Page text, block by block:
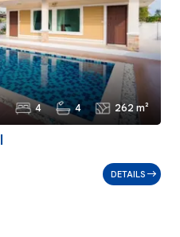
4 4 262 m²
DETAILS